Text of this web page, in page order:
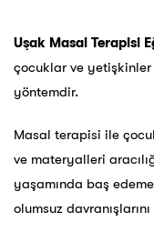
Uşak Masal Terapisi
çocuklar ve
yöntemdir.
Masal terapisi ile
ve materyalleri
yaşamında baş
olumsuz